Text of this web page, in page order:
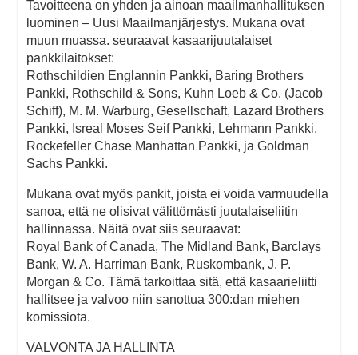
Tavoitteena on yhden ja ainoan maailmanhallituksen
luominen – Uusi Maailmanjärjestys. Mukana ovat
muun muassa. seuraavat kasaarijuutalaiset
pankkilaitokset:
Rothschildien Englannin Pankki, Baring Brothers
Pankki, Rothschild & Sons, Kuhn Loeb & Co. (Jacob
Schiff), M. M. Warburg, Gesellschaft, Lazard Brothers
Pankki, Isreal Moses Seif Pankki, Lehmann Pankki,
Rockefeller Chase Manhattan Pankki, ja Goldman
Sachs Pankki.
Mukana ovat myös pankit, joista ei voida varmuudella
sanoa, että ne olisivat välittömästi juutalaiseliitin
hallinnassa. Näitä ovat siis seuraavat:
Royal Bank of Canada, The Midland Bank, Barclays
Bank, W. A. Harriman Bank, Ruskombank, J. P.
Morgan & Co. Tämä tarkoittaa sitä, että kasaarieliitti
hallitsee ja valvoo niin sanottua 300:dan miehen
komissiota.
VALVONTA JA HALLINTA